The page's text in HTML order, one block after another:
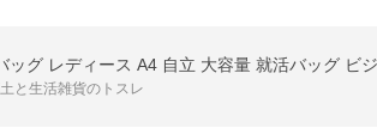
ッグ レディース A4 自立 大容量 就活バッグ
と生活雑貨のトスレ